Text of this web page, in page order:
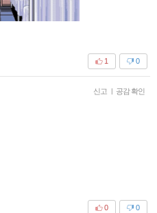
0
1
신고 | 공감 확인
0
0